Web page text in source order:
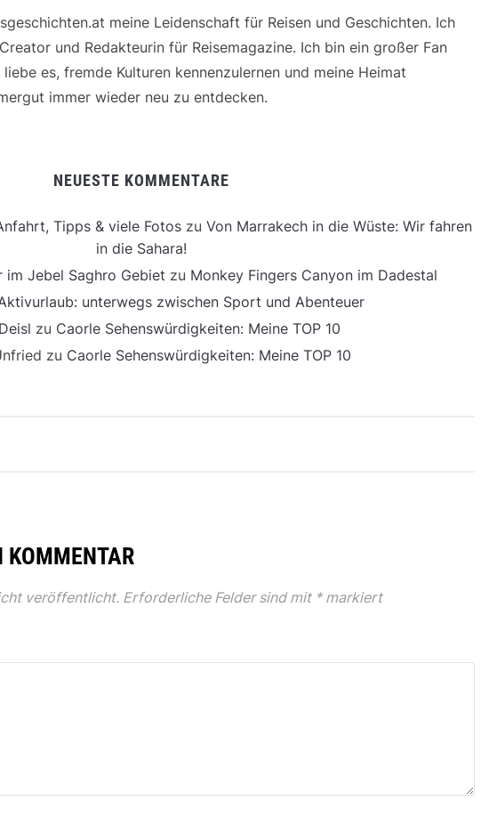
meine Leidenschaft für Reisen und Geschichten. Ich
und Redakteurin für Reisemagazine. Ich bin ein großer Fan
es, fremde Kulturen kennenzulernen und meine Heimat
immer wieder neu zu entdecken.
NEUESTE KOMMENTARE
Tipps & viele Fotos zu Von Marrakech in die Wüste: Wir fahren
in die Sahara!
im Jebel Saghro Gebiet zu Monkey Fingers Canyon im Dadestal
unterwegs zwischen Sport und Abenteuer
zu Caorle Sehenswürdigkeiten: Meine TOP 10
zu Caorle Sehenswürdigkeiten: Meine TOP 10
KOMMENTAR
veröffentlicht. Erforderliche Felder sind mit *markiert